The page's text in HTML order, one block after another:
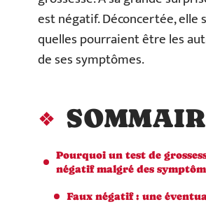
est négatif. Déconcertée, elle
quelles pourraient être les
de ses symptômes.
Pourquoi un test de
négatif malgré des
Faux négatif : une